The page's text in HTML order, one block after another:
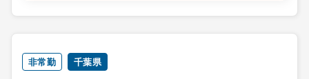
非常勤 千葉県